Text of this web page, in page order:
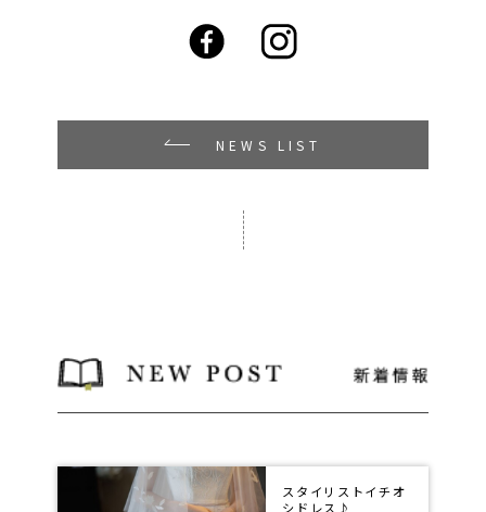
NEWS LIST
スタイリストイチオ
シドレス♪